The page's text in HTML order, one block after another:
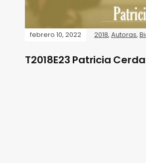
febrero 10, 2022 2018, Autoras,
T2018E23 Patricia Cerda